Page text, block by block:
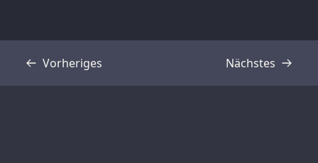
Vorheriges
Transkript Nächstes
Transkript